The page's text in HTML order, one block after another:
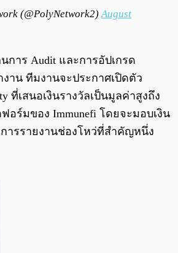
(@PolyNetwork2)August
การ Audit และการอัปเกรด
าน ทีมงานจะประกาศเปิดตัว
ที่เสนอเงินรางวัลเป็นมูลค่าสูงถึง
อร์มของ Immunefi โดยจะมอบเงิน
การรายงานช่องโหว่ที่สำคัญหนึ่ง